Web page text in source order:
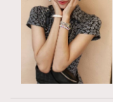
About us